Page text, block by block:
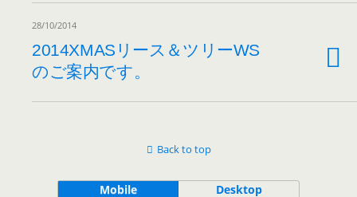
28/10/2014
2014XMASリース＆ツリーWS
のご案内です。
Back to top
Mobile Desktop